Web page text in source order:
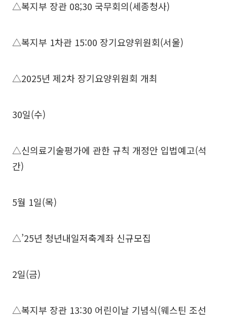
△복지부 장관 08;30 국무회의(세종청사)
△복지부 1차관 15:00 장기요양위원회(서울)
△2025년 제2차 장기요양위원회 개최
30일(수)
△신의료기술평가에 관한 규칙 개정안 입법예고(석
간)
5월 1일(목)
△’25년 청년내일저축계좌 신규모집
2일(금)
△복지부 장관 13:30 어린이날 기념식(웨스틴 조선